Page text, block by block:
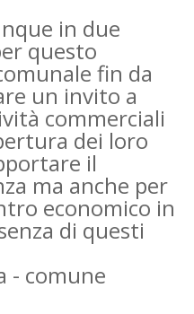
in due
questo
fin da
un invito a
commerciali
dei loro
il
ma anche per
economico in
di questi
- comune